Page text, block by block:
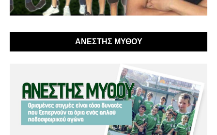
ΑΝΕΣΤΗΣ ΜΥΘΟΥ